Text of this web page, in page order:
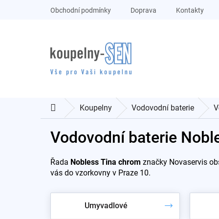
Obchodní podmínky Doprava Kontakty
DomůKoupelny Vodovodní baterie
Vodovodní baterie
Řada Nobless Tina chrom značky Novaservis
vás do vzorkovny v Praze 10.
Umyvadlové